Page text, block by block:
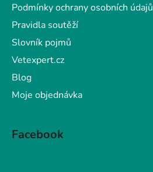
Podmínky ochrany osobních údajů
Pravidla soutěží
Slovník pojmů
Vetexpert.cz
Blog
Moje objednávka
Facebook